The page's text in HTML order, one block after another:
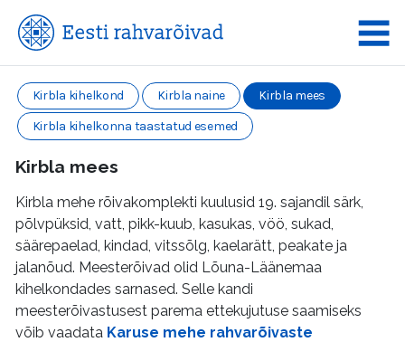
Kirbla kihelkond Kirbla naine
Kirbla mees
Kirbla kihelkonna taastatud esemed
Kirbla mees
Kirbla mehe rõivakomplekti kuulusid 19. sajandil särk,
põlvpüksid, vatt, pikk-kuub, kasukas, vöö, sukad,
säärepaelad, kindad, vitssõlg, kaelarätt, peakate ja
jalanõud. Meesterõivad olid Lõuna-Läänemaa
kihelkondades sarnased. Selle kandi
meesterõivastusest parema ettekujutuse saamiseks
võib vaadata Karuse mehe rahvarõivaste